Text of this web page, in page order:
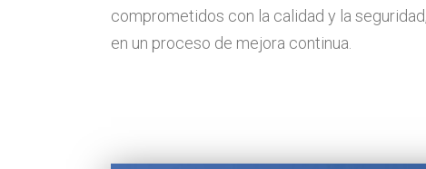
comprometidos con la calidad y la
en un proceso de mejora continua.